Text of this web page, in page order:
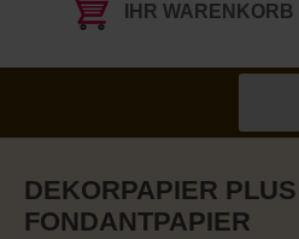
IHR
DEKORPAPIER
FONDANTPAPIER